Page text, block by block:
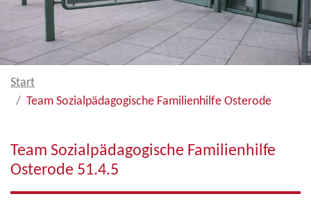
Start
Team Sozialpädagogische Familienhilfe Osterode
Team Sozialpädagogische Familienhilfe
Osterode 51.4.5